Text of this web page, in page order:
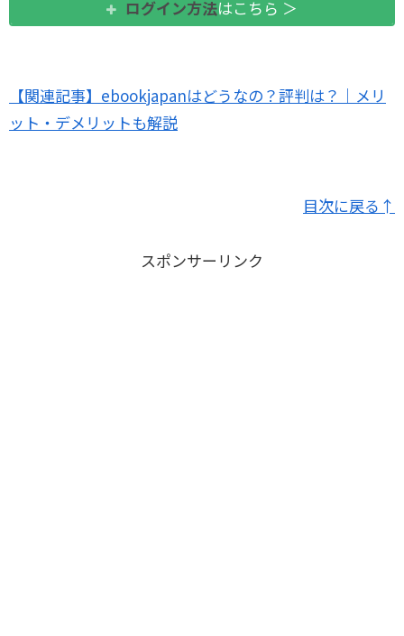
ログイン方法はこちら ＞
【関連記事】ebookjapanはどうなの？評判は？｜メリ
ット・デメリットも解説
目次に戻る↑
スポンサーリンク